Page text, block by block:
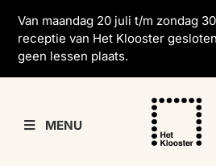
Van maandag 20 juli t/m zondag
receptie van Het Klooster
geen lessen plaats.
MENU